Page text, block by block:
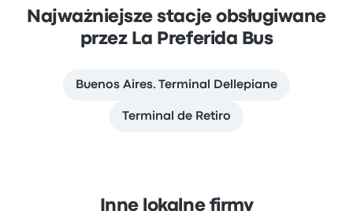
Najważniejsze stacje obsługiwane
przez La Preferida Bus
Buenos Aires. Terminal Dellepiane
Terminal de Retiro
Inne lokalne firmy